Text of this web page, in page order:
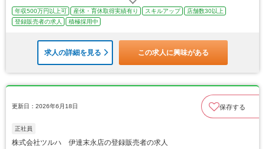
年収500万円以上可 産休・育休取得実績有り スキルアップ
店舗数30以上
登録販売者の求人
積極採用中
求人の詳細を見る この求人に興味がある
更新日：2026年6月18日 保存する
正社員
株式会社ツルハ 伊達末永店の登録販売者の求人